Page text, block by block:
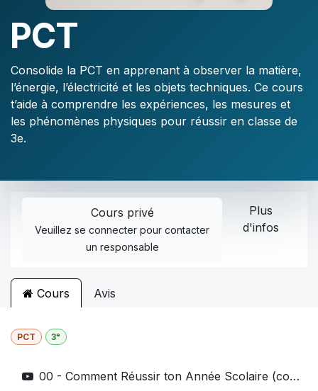
PCT
Consolide la PCT en apprenant à observer la matière,
l’énergie, l’électricité et les objets techniques. Ce cours
t’aide à comprendre les expériences, les mesures et
les phénomènes physiques pour réussir en classe de
3e.
Cours privé
Veuillezse connecter pour contacter
un responsable
Plus
d'infos
Cours Avis
PCT 3ᵉ
00 - Comment Réussir ton Année Scolaire (complet)